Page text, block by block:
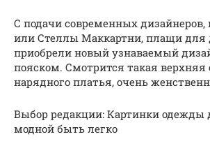
С подачи современных дизайнеров,
или Стеллы Маккартни, плащи для
приобрели новый узнаваемый
пояском. Смотрится такая
нарядного платья, очень
Выбор редакции: Картинки одежды
модной быть легко